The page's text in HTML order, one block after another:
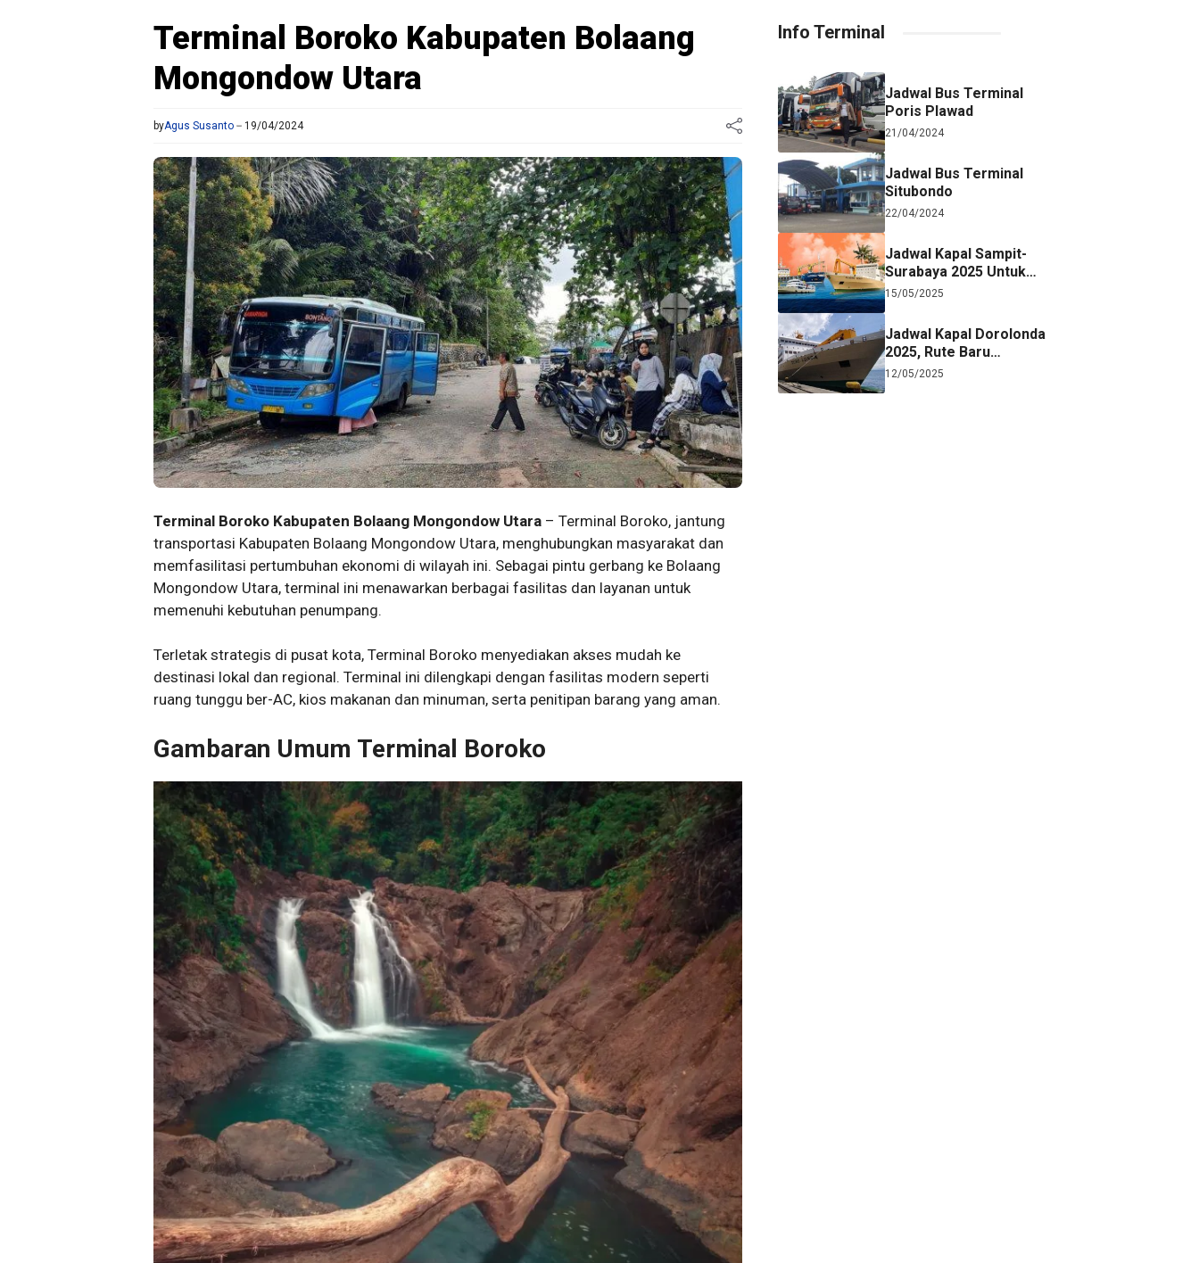
Terminal Boroko Kabupaten Bolaang
Mongondow Utara
byAgus Susanto 19/04/2024
Terminal Boroko Kabupaten Bolaang Mongondow Utara – Terminal Boroko, jantung
transportasi Kabupaten Bolaang Mongondow Utara, menghubungkan masyarakat dan
memfasilitasi pertumbuhan ekonomi di wilayah ini. Sebagai pintu gerbang ke Bolaang
Mongondow Utara, terminal ini menawarkan berbagai fasilitas dan layanan untuk
memenuhi kebutuhan penumpang.
Terletak strategis di pusat kota, Terminal Boroko menyediakan akses mudah ke
destinasi lokal dan regional. Terminal ini dilengkapi dengan fasilitas modern seperti
ruang tunggu ber-AC, kios makanan dan minuman, serta penitipan barang yang aman.
Gambaran Umum Terminal Boroko
Info Terminal
Jadwal Bus Terminal
Poris Plawad
21/04/2024
Jadwal Bus Terminal
Situbondo
22/04/2024
Jadwal Kapal Sampit-
Surabaya 2025 Untuk
Referensi Perjalanan
15/05/2025
Jadwal Kapal Dorolonda
2025, Rute Baru
Surabaya-Jayapura
12/05/2025